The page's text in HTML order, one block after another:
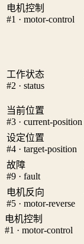
电机控制
#1 · motor-control
工作状态
#2 · status
当前位置
#3 · current-position
设定位置
#4 · target-position
故障
#9 · fault
电机反向
#5 · motor-reverse
电机控制
#1 · motor-control